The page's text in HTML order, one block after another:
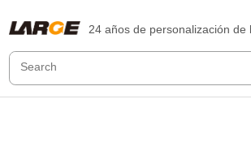
24 años de personalización de